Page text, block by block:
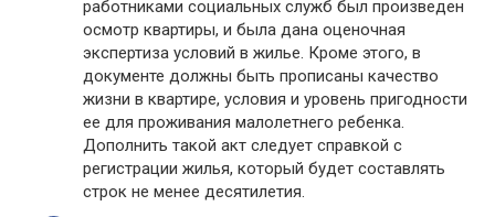
работниками социальных служб был произведен
осмотр квартиры, и была дана оценочная
экспертиза условий в жилье. Кроме этого, в
документе должны быть прописаны качество
жизни в квартире, условия и уровень пригодности
ее для проживания малолетнего ребенка.
Дополнить такой акт следует справкой с
регистрации жилья, который будет составлять
строк не менее десятилетия.